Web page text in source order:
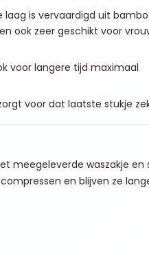
is vervaardigd uit
ook zeer geschikt voor
voor langere tijd maximaal
voor dat laatste stukje
meegeleverde waszakje en
en blijven ze